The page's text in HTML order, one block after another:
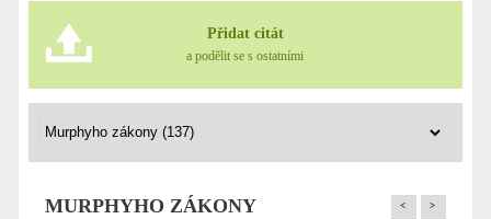
Přidat citát
a podělit se s ostatními
MURPHYHO ZÁKONY < >